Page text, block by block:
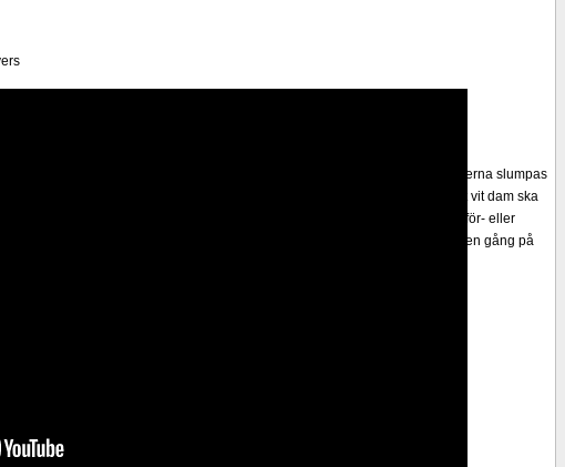
ny omröstning. Frågan gäller huruvida du föredrar Fischer Random, där pjäserna slumpas
som det har spelats sedan 1500-talet och där det på förhand är bestämt att vit dam ska
kreativiteten ökar i spelöppningsfasen, medan det senare alternativet har för- eller
man måste kunna och förstå en mängd spelöppningar och varianter. Rösta en gång på